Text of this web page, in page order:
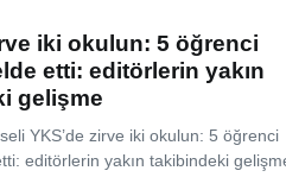
iki okulun: 5 öğrenci
etti: editörlerin yakın
gelişme
YKS’de zirve iki okulun: 5 öğrenci
editörlerin yakın takibindeki